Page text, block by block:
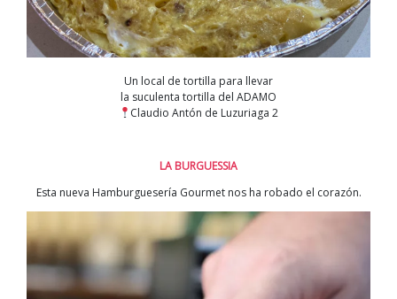
Un local de tortilla para llevar
la suculenta tortilla del ADAMO
Claudio Antón de Luzuriaga 2
LA BURGUESSIA
Esta nueva Hamburguesería Gourmet nos ha robado el corazón.